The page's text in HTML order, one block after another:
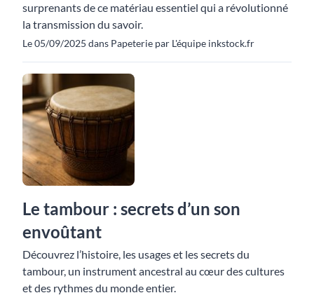
surprenants de ce matériau essentiel qui a révolutionné
la transmission du savoir.
Le 05/09/2025 dans Papeterie par L'équipe inkstock.fr
Le tambour : secrets d’un son
envoûtant
Découvrez l’histoire, les usages et les secrets du
tambour, un instrument ancestral au cœur des cultures
et des rythmes du monde entier.